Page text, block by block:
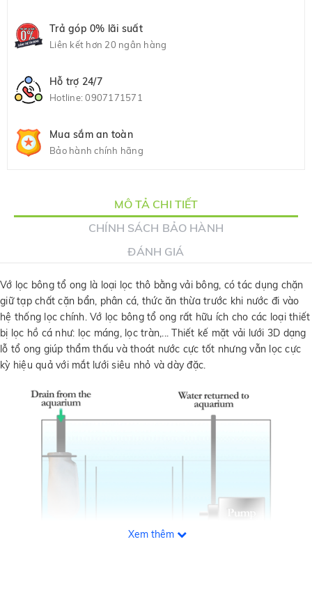
Trả góp 0% lãi suất
Liên kết hơn 20 ngân hàng
Hỗ trợ 24/7
Hotline:0907171571
Mua sắm an toàn
Bảo hành chính hãng
MÔ TẢ CHI TIẾT
CHÍNH SÁCH BẢO HÀNH
ĐÁNH GIÁ
Vớ lọc bông tổ ong là loại lọc thô bằng vải bông, có tác dụng chặn
giữ tạp chất cặn bẩn, phân cá, thức ăn thừa trước khi nước đi vào
hệ thống lọc chính. Vớ lọc bông tổ ong rất hữu ích cho các loại thiết
bị lọc hồ cá như: lọc máng, lọc tràn,... Thiết kế mặt vải lưới 3D dạng
lỗ tổ ong giúp thẩm thấu và thoát nước cực tốt nhưng vẫn lọc cực
kỳ hiệu quả với mắt lưới siêu nhỏ và dày đặc.
Xem thêm